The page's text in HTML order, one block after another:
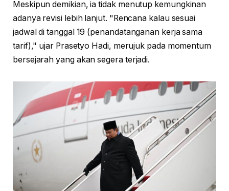
Meskipun demikian, ia tidak menutup kemungkinan
adanya revisi lebih lanjut. "Rencana kalau sesuai
jadwal di tanggal 19 (penandatanganan kerja sama
tarif)," ujar Prasetyo Hadi, merujuk pada momentum
bersejarah yang akan segera terjadi.